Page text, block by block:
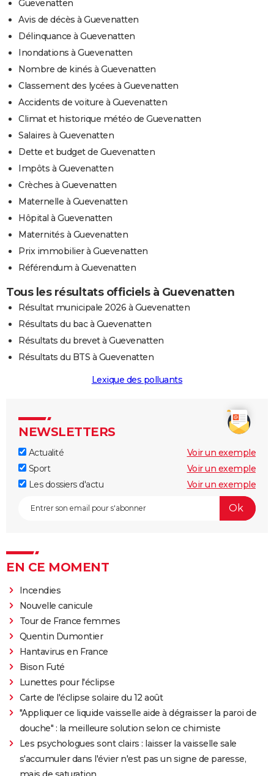
Guevenatten
Avis de décès à Guevenatten
Délinquance à Guevenatten
Inondations à Guevenatten
Nombre de kinés à Guevenatten
Classement des lycées à Guevenatten
Accidents de voiture à Guevenatten
Climat et historique météo de Guevenatten
Salaires à Guevenatten
Dette et budget de Guevenatten
Impôts à Guevenatten
Crèches à Guevenatten
Maternelle à Guevenatten
Hôpital à Guevenatten
Maternités à Guevenatten
Prix immobilier à Guevenatten
Référendum à Guevenatten
Tous les résultats officiels à Guevenatten
Résultat municipale 2026 à Guevenatten
Résultats du bac à Guevenatten
Résultats du brevet à Guevenatten
Résultats du BTS à Guevenatten
Lexique des polluants
NEWSLETTERS
Actualité
Voir un exemple
Sport
Voir un exemple
Les dossiers d'actu
Voir un exemple
EN CE MOMENT
Incendies
Nouvelle canicule
Tour de France femmes
Quentin Dumontier
Hantavirus en France
Bison Futé
Lunettes pour l'éclipse
Carte de l'éclipse solaire du 12 août
"Appliquer ce liquide vaisselle aide à dégraisser la paroi de
douche" : la meilleure solution selon ce chimiste
Les psychologues sont clairs : laisser la vaisselle sale
s'accumuler dans l'évier n'est pas un signe de paresse,